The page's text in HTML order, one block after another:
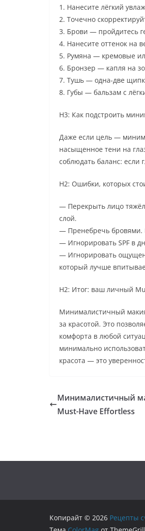
1. Нанесите лёгкий
2. Точечно
3. Брови — пройдитесь
4. Нанесите оттенок на
5. Румяна — кремовые
6. Бронзер — капля на
7. Тушь — одна-две
8. Губы — бальзам с
H3: Как подстроить
Даже если цель —
насыщенное тени на
соблюдать баланс: если
H2: Ошибки, которых
— Перекрыть лицо
слой.
— Пренебречь бровями.
— Игнорировать SPF в
— Игнорировать
который лучше
H2: Итог: ваш личный
Минималистичный
за красотой. Это
комфорта в любой
минимально
красота — это
Минималистичный
Must-Have Effortless
Копирайт © 2026 Рецепты